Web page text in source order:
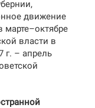
движение
марте–октябре
власти в
г. – апрель